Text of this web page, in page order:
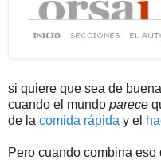
si quiere que sea de
cuando el mundo parece
de la comida rápida y el
Pero cuando combina